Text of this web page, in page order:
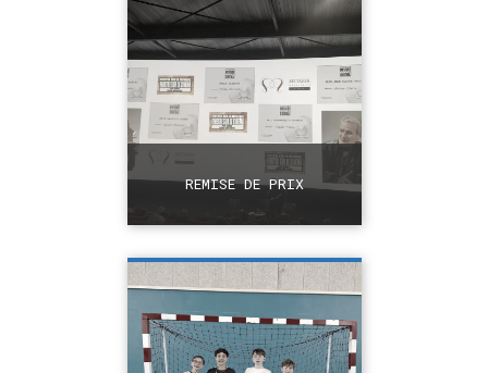
REMISE DE PRIX
+